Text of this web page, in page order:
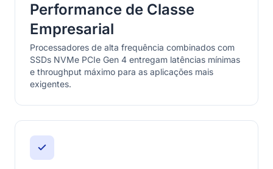
Performance de Classe
Empresarial
Processadores de alta frequência combinados com
SSDs NVMe PCIe Gen 4 entregam latências mínimas
e throughput máximo para as aplicações mais
exigentes.